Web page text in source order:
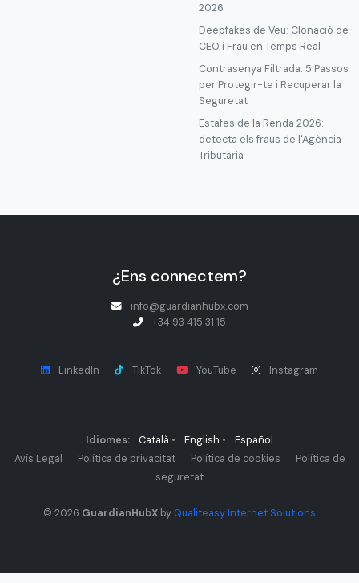
2026
Deepfakes de Veu: Clonació de
CEO i Frau en Temps Real
Contrasenya Filtrada: 5 Passos
per Protegir-te i Recuperar la
Seguretat
Estafes de la Renda 2026:
detecta els fraus de l'Agència
Tributària
¿Ens connectem?
info@guardianhubx.com
+34 93 415 31 15
LinkedIn TikTok YouTube Instagram
Idiomes: Català • English •
Español
Avís Legal
Política de privacitat Política de cookies
Política de
seguretat
© 2026 GuardianHubX by Qualiteasy Internet Solutions